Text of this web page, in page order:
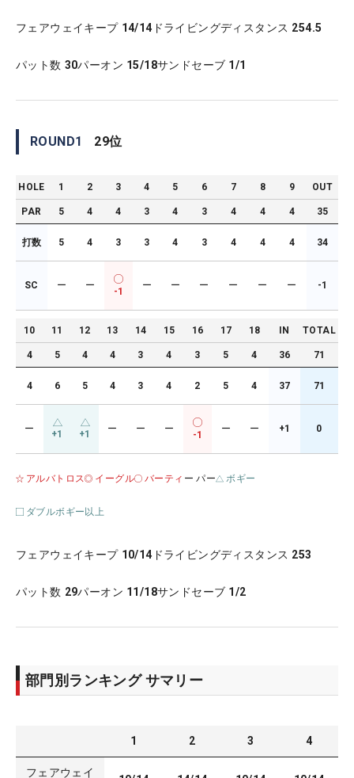
フェアウェイキープ 14/14 ドライビングディスタンス 254.5
パット数 30パーオン 15/18サンドセーブ 1/1
ROUND1 29位
HOLE 1 2 3 4 5 6 7 8 9 OUT
PAR 5 4 4 3 4 3 4 4 4 35
打数 5 4 3 3 4 3 4 4 4 34
SC ー ー
-1
ー ー ー ー ー ー -1
10 11 12 13 14 15 16 17 18 IN TOTAL
4 5 4 4 3 4 3 5 4 36 71
4 6 5 4 3 4 2 5 4 37 71
ー +1 +1 ー ー ー
-1
ー ー +1 0
アルバトロス イーグル バーティ ー パー ボギー
ダブルボギー以上
フェアウェイキープ 10/14 ドライビングディスタンス 253
パット数 29パーオン 11/18サンドセーブ 1/2
部門別ランキング サマリー
1 2 3 4
フェアウェイ